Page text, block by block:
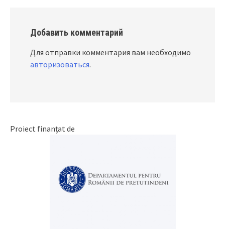
Добавить комментарий
Для отправки комментария вам необходимо
авторизоваться.
Proiect finanțat de